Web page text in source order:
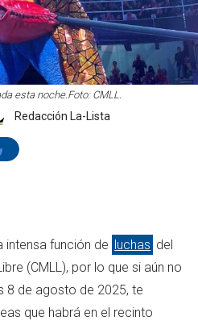
esta noche.Foto: CMLL.
Redacción La-Lista
intensa función de luchas del
(CMLL), por lo que si aún no
8 de agosto de 2025, te
que habrá en el recinto